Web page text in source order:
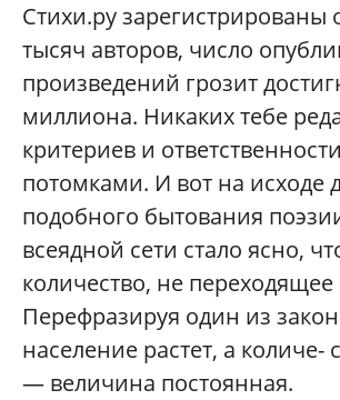
Стихи.ру зарегистрированы
тысяч авторов, число
произведений грозит
миллиона. Никаких тебе
критериев и
потомками. И вот на исходе
подобного бытования
всеядной сети стало ясно,
количество, не переходящее
Перефразируя один из
население растет, а количе-
— величина постоянная.